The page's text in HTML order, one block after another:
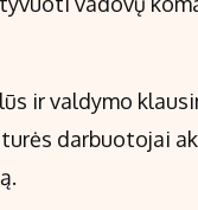
ir valdymo
darbuotojai